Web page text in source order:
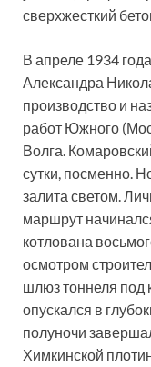
сверхжесткий
В апреле 1934
Александра
производство и
работ Южного
Волга.
сутки, посменно.
залита светом.
маршрут
котлована
осмотром
шлюз тоннеля под
опускался в
полуночи
Химкинской